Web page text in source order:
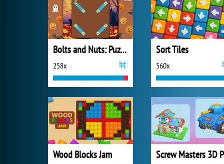
Bolts and Nuts: Puzzle
258x
Sort Tiles
560x
Wood Blocks Jam